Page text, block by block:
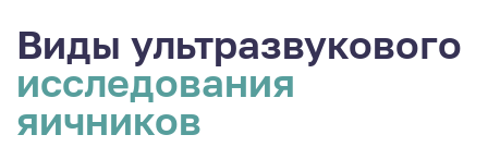
Виды ультразвукового
исследования
яичников